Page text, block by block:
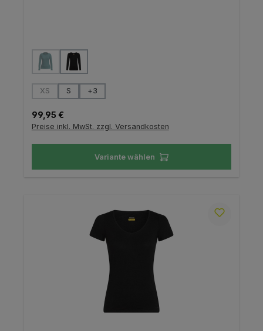
Farbe auswählen
(Diese Option ist zurzeit nicht verfügbar.)
Größe auswählen
XS
(Diese Option ist zurzeit nicht verfügbar.)
S +3
Regulärer Preis:
99,95 €
Preise inkl. MwSt. zzgl. Versandkosten
Variante wählen